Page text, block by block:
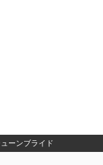
ューンブライド